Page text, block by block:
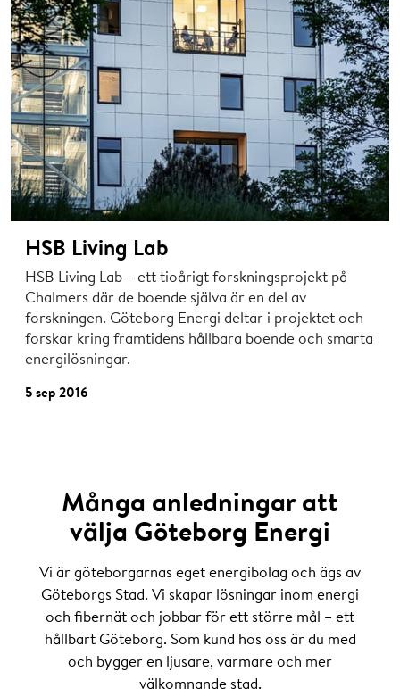
HSB Living Lab
HSB Living Lab – ett tioårigt forskningsprojekt på
Chalmers där de boende själva är en del av
forskningen. Göteborg Energi deltar i projektet och
forskar kring framtidens hållbara boende och smarta
energilösningar.
5 sep 2016
Många anledningar att
välja Göteborg Energi
Vi är göteborgarnas eget energibolag och ägs av
Göteborgs Stad. Vi skapar lösningar inom energi
och fibernät och jobbar för ett större mål – ett
hållbart Göteborg. Som kund hos oss är du med
och bygger en ljusare, varmare och mer
välkomnande stad.